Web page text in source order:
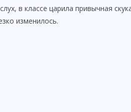
в классе царила привычная
изменилось.